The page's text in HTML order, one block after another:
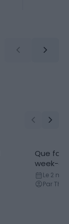
Que
week-
Le 2
Par